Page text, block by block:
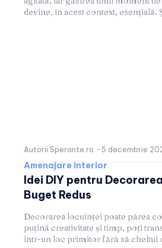
devine, în acest context, esențială.
Autorii Sperante.ro - 5 decembrie
Amenajare interior
Idei DIY pentru
Buget Redus
Decorarea locuinței poate părea
puțină creativitate și timp, poți
într-un loc primitor fără să cheltui